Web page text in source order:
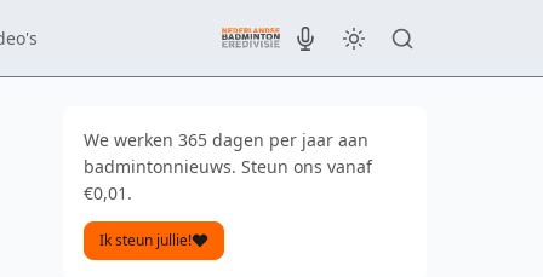
We werken 365 dagen per jaar aan
badmintonnieuws. Steun ons vanaf
€0,01.
Ik steun jullie!